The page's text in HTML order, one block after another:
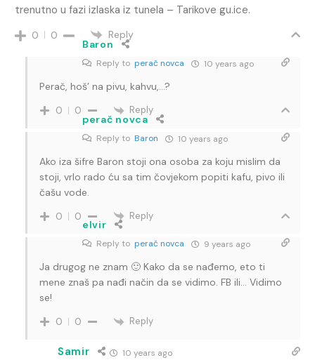
trenutno u fazi izlaska iz tunela – Tarikove gu.ice.
0 0
Reply
Baron
Reply to perač novca 10 years ago
Perač, hoš’ na pivu, kahvu,…?
0 0 Reply
perač novca
Reply to Baron 10 years ago
Ako iza šifre Baron stoji ona osoba za koju mislim da
stoji, vrlo rado ću sa tim čovjekom popiti kafu, pivo ili
čašu vode.
0 0 Reply
elvir
Reply to perač novca 9 years ago
Ja drugog ne znam 🙂 Kako da se nađemo, eto ti
mene znaš pa nađi način da se vidimo. FB ili… Vidimo
se!
0 0 Reply
Samir 10 years ago